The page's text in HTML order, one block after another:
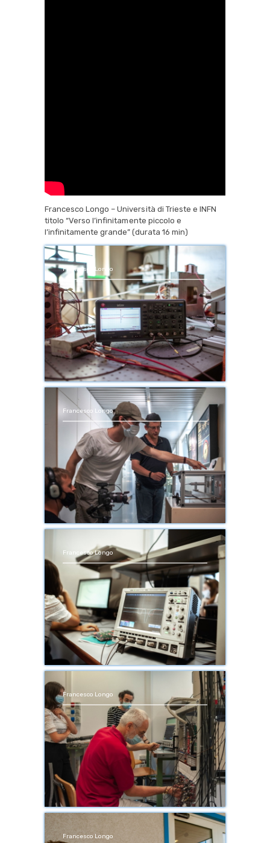
Francesco Longo – Università di Trieste e INFN
titolo “Verso l’infinitamente piccolo e
l’infinitamente grande” (durata 16 min)
Francesco Longo
Francesco Longo
Francesco Longo
Francesco Longo
Francesco Longo